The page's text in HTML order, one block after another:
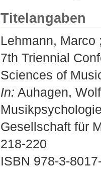
Titelangaben
Lehmann, Marco
7th Triennial
Sciences of
In: Auhagen,
Gesellschaft für
218-220
ISBN 978-3-